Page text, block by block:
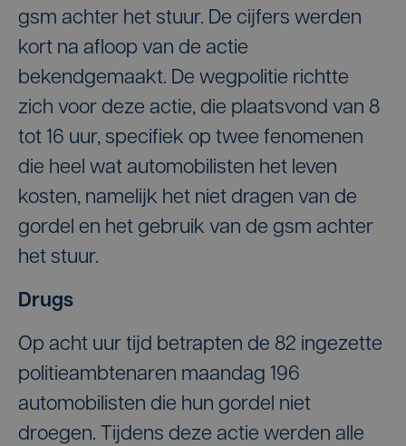
gsm achter het stuur. De cijfers werden
kort na afloop van de actie
bekendgemaakt. De wegpolitie richtte
zich voor deze actie, die plaatsvond van 8
tot 16 uur, specifiek op twee fenomenen
die heel wat automobilisten het leven
kosten, namelijk het niet dragen van de
gordel en het gebruik van de gsm achter
het stuur.
Drugs
Op acht uur tijd betrapten de 82 ingezette
politieambtenaren maandag 196
automobilisten die hun gordel niet
droegen. Tijdens deze actie werden alle